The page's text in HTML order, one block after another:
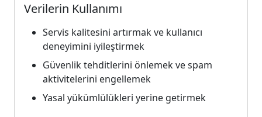
Verilerin Kullanımı
Servis kalitesini artırmak ve kullanıcı
deneyimini iyileştirmek
Güvenlik tehditlerini önlemek ve spam
aktivitelerini engellemek
Yasal yükümlülükleri yerine getirmek